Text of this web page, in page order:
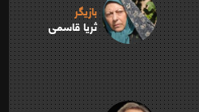
بازیگر
ثریا قاسمی